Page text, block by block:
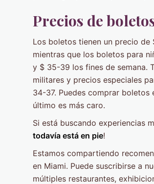
Precios de
Los boletos tienen un precio
mientras que los boletos para
y $ 35-39 los fines de semana.
militares y precios especiales
34-37. Puedes comprar boletos
último es más caro.
Si está buscando experiencias
todavía está en pie!
Estamos compartiendo
en Miami. Puede suscribirse a
múltiples restaurantes,